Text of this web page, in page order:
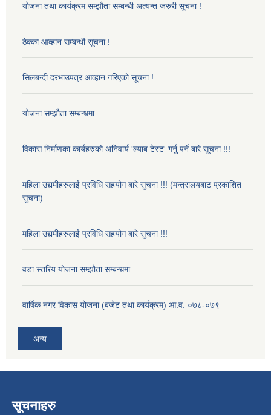
योजना तथा कार्यक्रम सम्झौता सम्बन्धी अत्यन्त जरुरी सूचना !
ठेक्का आव्हान सम्बन्धी सूचना !
सिलबन्दी दरभाउपत्र आव्हान गरिएको सूचना !
योजना सम्झौता सम्बन्धमा
विकास निर्माणका कार्यहरुको अनिवार्य 'ल्याब टेस्ट' गर्नु पर्ने बारे सूचना !!!
महिला उद्यमीहरुलाई प्रविधि सहयोग बारे सुचना !!! (मन्त्रालयबाट प्रकाशित
सुचना)
महिला उद्यमीहरुलाई प्रविधि सहयोग बारे सुचना !!!
वडा स्तरिय योजना सम्झौता सम्बन्धमा
वार्षिक नगर विकास योजना (बजेट तथा कार्यक्रम) आ.व. ०७८-०७९
अन्य
सूचनाहरु